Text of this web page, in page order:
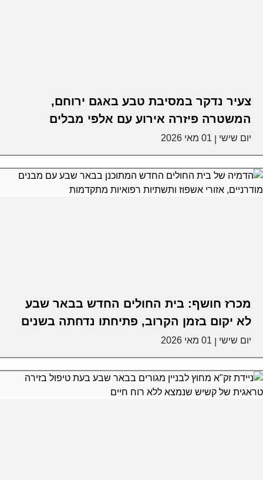
צעיר נדקר במסיבת טבע באגם ירוחם,
המשטרה פיזרה אירוע עם אלפי מבלים
יום שישי 01 מאי 2026
מכרז חושף: בית החולים החדש בבאר שבע
לא יקום בזמן הקרוב, פתיחתו נדחתה בשנים
יום שישי 01 מאי 2026